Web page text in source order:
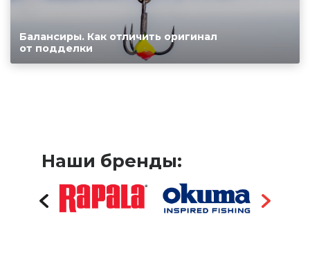
Балансиры. Как отличить оригинал
от подделки
Наши бренды: